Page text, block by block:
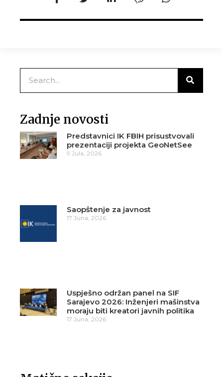
Zadnje novosti
Predstavnici IK FBIH prisustvovali
prezentaciji projekta GeoNetSee
9 Jula, 2026
Saopštenje za javnost
17 Juna, 2026
Uspješno održan panel na SIF
Sarajevo 2026: Inženjeri mašinstva
moraju biti kreatori javnih politika
17 Juna, 2026